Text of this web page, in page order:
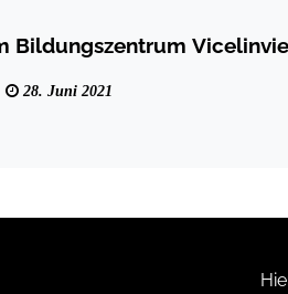
Bildungszentrum
28. Juni 2021